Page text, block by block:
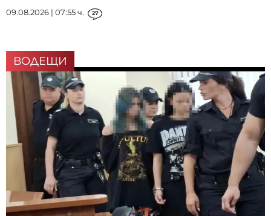
09.08.2026 | 07:55 ч. 27
ВОДЕЩИ